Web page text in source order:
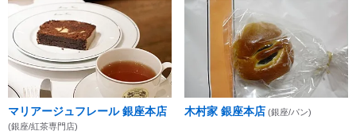
マリアージュフレール 銀座本店
(銀座/紅茶専門店)
木村家 銀座本店 (銀座/パン)